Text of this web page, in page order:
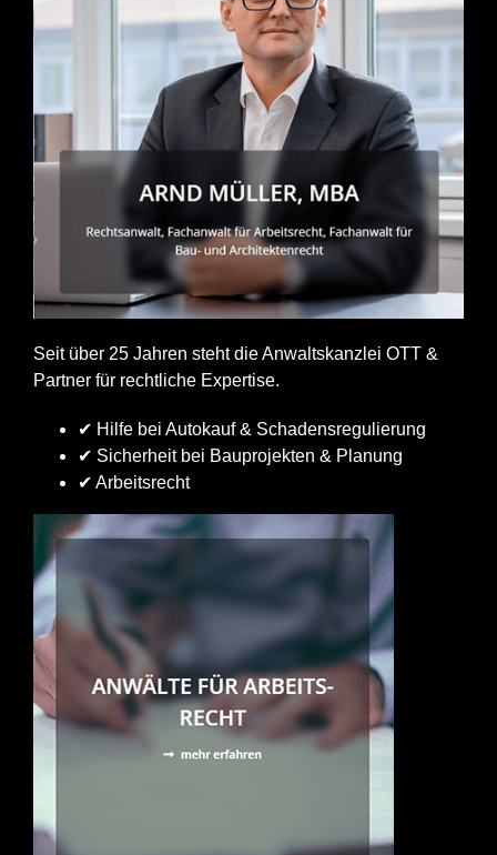
Seit über 25 Jahren steht die Anwaltskanzlei OTT &
Partner für rechtliche Expertise.
✔ Hilfe bei Autokauf & Schadensregulierung
✔ Sicherheit bei Bauprojekten & Planung
✔ Arbeitsrecht